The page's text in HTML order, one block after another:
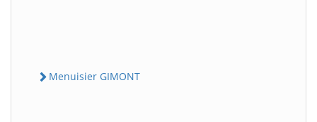
Menuisier GIMONT